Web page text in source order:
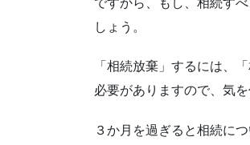
ですから、もし、相続す
しょう。
「相続放棄」するには、
必要がありますので、気を
３か月を過ぎると相続に